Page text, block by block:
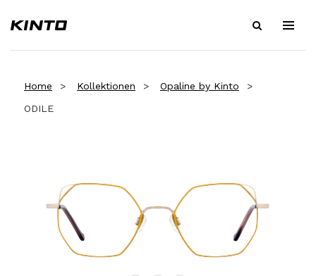
Home Kollektionen
Opaline by Kinto
ODILE